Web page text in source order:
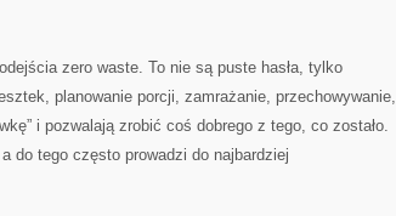
zero waste. To nie są puste hasła, tylko
planowanie porcji, zamrażanie, przechowywanie,
i pozwalają zrobić coś dobrego z tego, co zostało.
do tego często prowadzi do najbardziej